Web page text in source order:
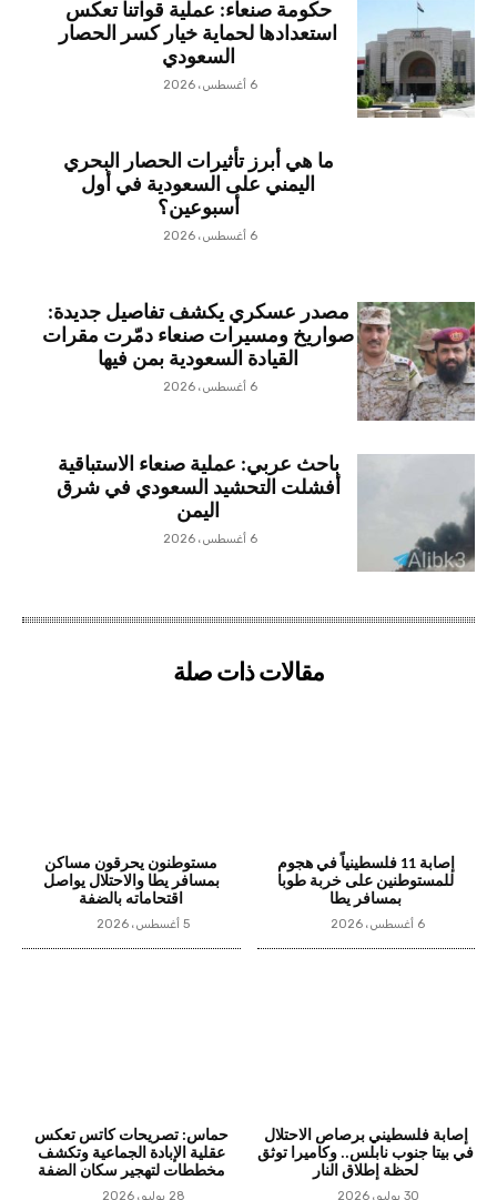
حكومة صنعاء: عملية قواتنا تعكس
استعدادها لحماية خيار كسر الحصار
السعودي
6 أغسطس، 2026
ما هي أبرز تأثيرات الحصار البحري
اليمني على السعودية في أول
أسبوعين؟
6 أغسطس، 2026
مصدر عسكري يكشف تفاصيل جديدة:
صواريخ ومسيرات صنعاء دمّرت مقرات
القيادة السعودية بمن فيها
6 أغسطس، 2026
باحث عربي: عملية صنعاء الاستباقية
أفشلت التحشيد السعودي في شرق
اليمن
6 أغسطس، 2026
مقالات ذات صلة
إصابة 11 فلسطينياً في هجوم
للمستوطنين على خربة طوبا
بمسافر يطا
6 أغسطس، 2026
مستوطنون يحرقون مساكن
بمسافر يطا والاحتلال يواصل
اقتحاماته بالضفة
5 أغسطس، 2026
إصابة فلسطيني برصاص الاحتلال
في بيتا جنوب نابلس.. وكاميرا توثق
لحظة إطلاق النار
30 يوليو، 2026
حماس: تصريحات كاتس تعكس
عقلية الإبادة الجماعية وتكشف
مخططات لتهجير سكان الضفة
28 يوليو، 2026